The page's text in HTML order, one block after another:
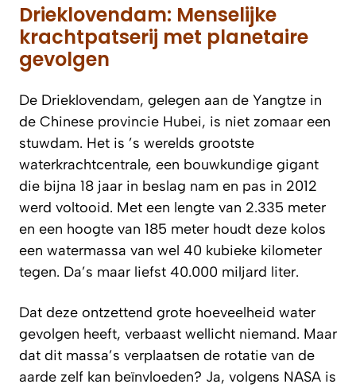
Drieklovendam: Menselijke
krachtpatserij met planetaire
gevolgen
De Drieklovendam, gelegen aan de Yangtze in
de Chinese provincie Hubei, is niet zomaar een
stuwdam. Het is ’s werelds grootste
waterkrachtcentrale, een bouwkundige gigant
die bijna 18 jaar in beslag nam en pas in 2012
werd voltooid. Met een lengte van 2.335 meter
en een hoogte van 185 meter houdt deze kolos
een watermassa van wel 40 kubieke kilometer
tegen. Da’s maar liefst 40.000 miljard liter.
Dat deze ontzettend grote hoeveelheid water
gevolgen heeft, verbaast wellicht niemand. Maar
dat dit massa’s verplaatsen de rotatie van de
aarde zelf kan beïnvloeden? Ja, volgens NASA is